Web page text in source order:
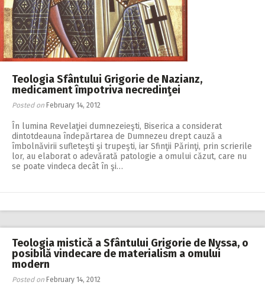
Teologia Sfântului Grigorie de Nazianz,
medicament împotriva necredinţei
Posted on February 14, 2012
În lumina Revelaţiei dumnezeieşti, Biserica a considerat
dintotdeauna îndepărtarea de Dumnezeu drept cauză a
îmbolnăvirii sufleteşti şi trupeşti, iar Sfinţii Părinţi, prin scrierile
lor, au elaborat o adevărată patologie a omului căzut, care nu
se poate vindeca decât în şi…
Teologia mistică a Sfântului Grigorie de Nyssa, o
posibilă vindecare de materialism a omului
modern
Posted on February 14, 2012